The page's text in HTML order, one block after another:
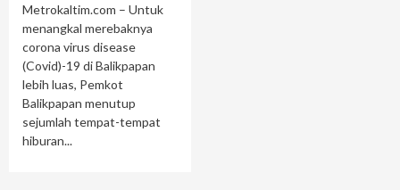
Metrokaltim.com – Untuk
menangkal merebaknya
corona virus disease
(Covid)-19 di Balikpapan
lebih luas, Pemkot
Balikpapan menutup
sejumlah tempat-tempat
hiburan...